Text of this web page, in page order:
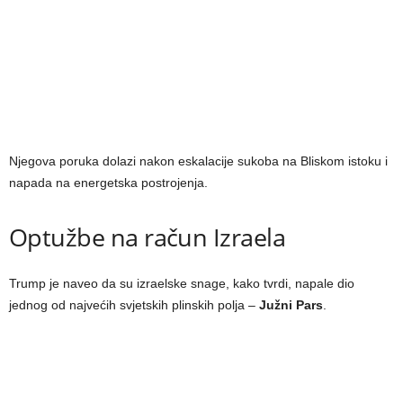
Njegova poruka dolazi nakon eskalacije sukoba na Bliskom istoku i
napada na energetska postrojenja.
Optužbe na račun Izraela
Trump je naveo da su izraelske snage, kako tvrdi, napale dio
jednog od najvećih svjetskih plinskih polja – Južni Pars